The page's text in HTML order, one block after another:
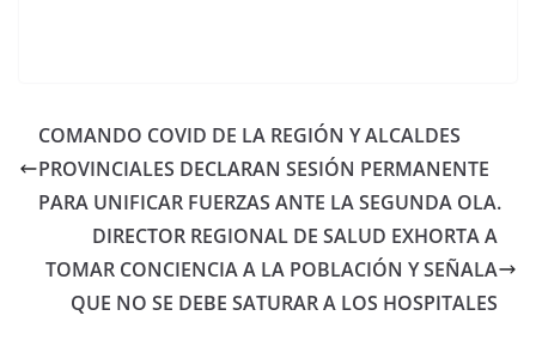
COMANDO COVID DE LA REGIÓN Y ALCALDES
PROVINCIALES DECLARAN SESIÓN PERMANENTE
PARA UNIFICAR FUERZAS ANTE LA SEGUNDA OLA.
DIRECTOR REGIONAL DE SALUD EXHORTA A
TOMAR CONCIENCIA A LA POBLACIÓN Y SEÑALA
QUE NO SE DEBE SATURAR A LOS HOSPITALES